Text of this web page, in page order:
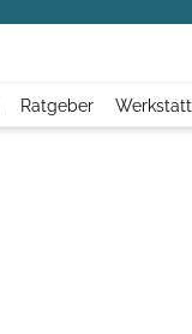
Ratgeber Werkstatt